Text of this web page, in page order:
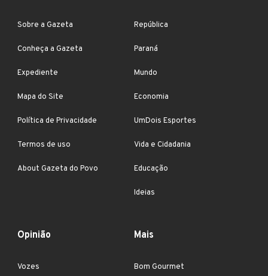
Sobre a Gazeta
Conheça a Gazeta
Expediente
Mapa do Site
Política de Privacidade
Termos de uso
About Gazeta do Povo
República
Paraná
Mundo
Economia
UmDois Esportes
Vida e Cidadania
Educação
Ideias
Opinião
Vozes
Mais
Bom Gourmet